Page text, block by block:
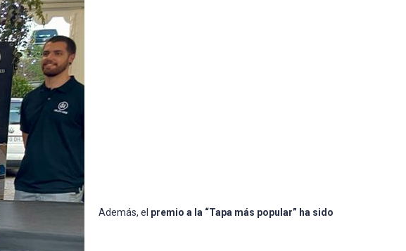
Además, el premio a la “Tapa más popular” ha sido